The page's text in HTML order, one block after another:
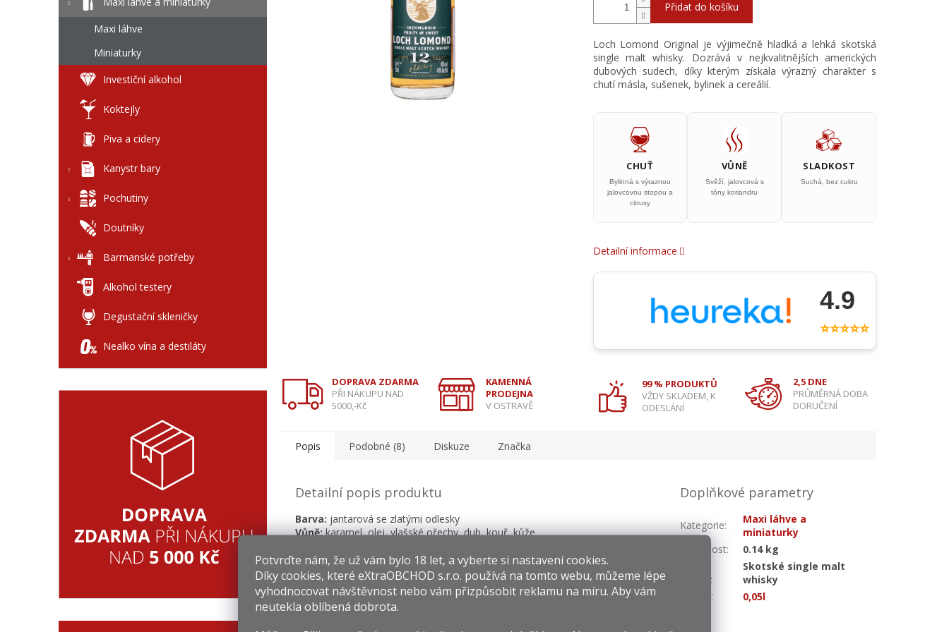
Potvrďte nám​​, že už vám bylo 18 let, a vyberte si nastavení cookies.
Díky cookies, které eXtraOBCHOD s.r.o. používá na tomto webu, můžeme lépe
vyhodnocovat návštěvnost nebo vám přizpůsobit reklamu na míru. Aby vám
neutekla oblíbená dobrota.
Maxi láhve
Miniaturky
Investiční alkohol
Koktejly
Piva a cidery
Kanystr bary
Pochutiny
Doutníky
Barmanské potřeby
Alkohol testery
Degustační skleničky
Nealko vína a destiláty
Přidat do košíku
Loch Lomond Original je výjimečně hladká a lehká skotská
single malt whisky. Dozrává v nejkvalitnějších amerických
dubových sudech, díky kterým získala výrazný charakter s
chutí másla, sušenek, bylinek a cereálií.
CHUŤ
Bylinná s výraznou
jalovcovou stopou a
citrusy
VŮNĚ
Svěží, jalovcová s
tóny koriandru
SLADKOST
Suchá, bez cukru
Detailní informace
4.9
⭐⭐⭐⭐⭐
DOPRAVA ZDARMA
PŘI NÁKUPU NAD
5000,-Kč
KAMENNÁ
PRODEJNA
V OSTRAVĚ
99 % PRODUKTŮ
VŽDY SKLADEM, K
ODESLÁNÍ
2,5 DNE
PRŮMĚRNÁ DOBA
DORUČENÍ
Popis Podobné (8) Diskuze Značka
Detailní popis produktu
Barva: jantarová se zlatými odlesky
Vůně:karamel, olej, vlašské ořechy, dub, kouř, kůže
Závěr:středně dlouhý, příjemný, mandle, káva, slad, citrusy, ořechy
Doplňkové parametry
Kategorie:
Maxi láhve a
miniaturky
Hmotnost:
0.14 kg
:
Skotské single malt
whisky
: 0,05l